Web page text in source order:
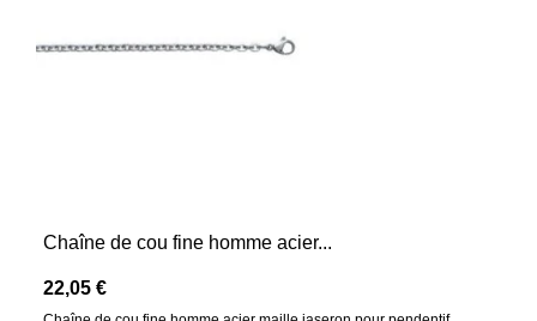
Chaîne de cou fine homme acier...
22,05 €